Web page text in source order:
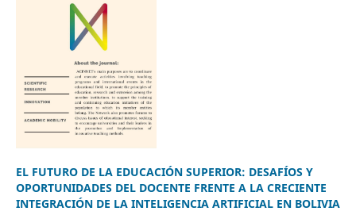
EL FUTURO DE LA EDUCACIÓN SUPERIOR: DESAFÍOS Y
OPORTUNIDADES DEL DOCENTE FRENTE A LA CRECIENTE
INTEGRACIÓN DE LA INTELIGENCIA ARTIFICIAL EN BOLIVIA